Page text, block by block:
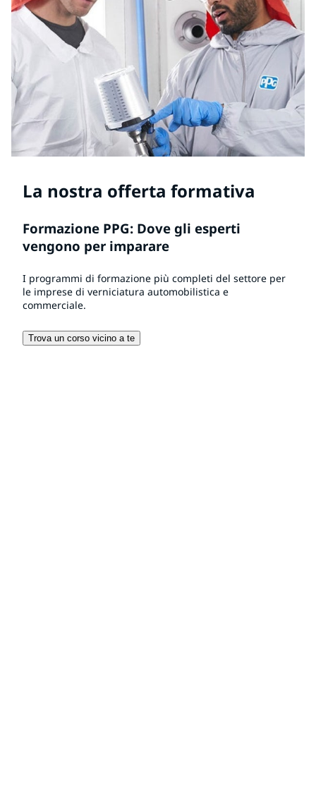
La nostra offerta formativa
Formazione PPG: Dove gli esperti
vengono per imparare
I programmi di formazione più completi del settore per
le imprese di verniciatura automobilistica e
commerciale.
Trova un corso vicino a te